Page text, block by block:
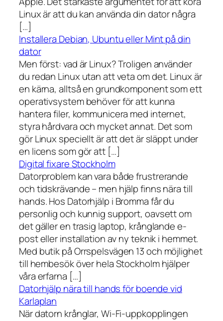
Linux är att du kan använda din dator några
[…]
Installera Debian, Ubuntu eller Mint på din
dator
Men först: vad är Linux? Troligen använder
du redan Linux utan att veta om det. Linux är
en kärna, alltså en grundkomponent som ett
operativsystem behöver för att kunna
hantera filer, kommunicera med internet,
styra hårdvara och mycket annat. Det som
gör Linux speciellt är att det är släppt under
en licens som gör att […]
Digital fixare Stockholm
Datorproblem kan vara både frustrerande
och tidskrävande – men hjälp finns nära till
hands. Hos Datorhjälp i Bromma får du
personlig och kunnig support, oavsett om
det gäller en trasig laptop, krånglande e-
post eller installation av ny teknik i hemmet.
Med butik på Orrspelsvägen 13 och möjlighet
till hembesök över hela Stockholm hjälper
våra erfarna […]
Datorhjälp nära till hands för boende vid
Karlaplan
När datorn krånglar, Wi-Fi-uppkopplingen